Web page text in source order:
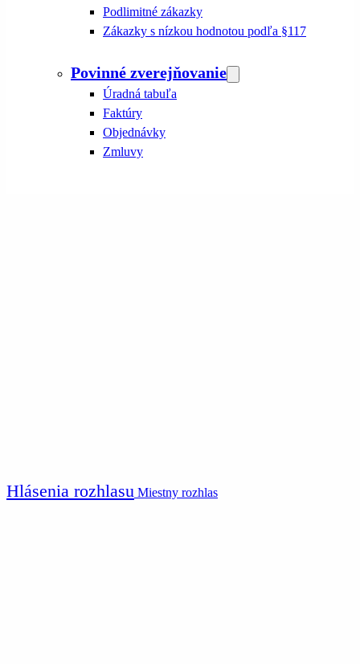
Podlimitné zákazky
Zákazky s nízkou hodnotou podľa §117
Povinné zverejňovanie
Úradná tabuľa
Faktúry
Objednávky
Zmluvy
Hlásenia rozhlasu Miestny rozhlas